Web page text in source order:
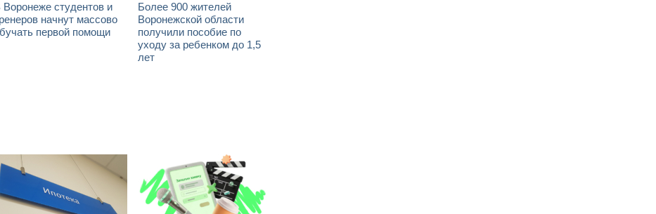
Воронеже студентов и
начнут массово
первой помощи
Более 900 жителей
Воронежской области
получили пособие по
уходу за ребенком до 1,5
лет